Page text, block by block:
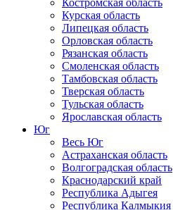
Костромская область
Курская область
Липецкая область
Орловская область
Рязанская область
Смоленская область
Тамбовская область
Тверская область
Тульская область
Ярославская область
Юг
Весь Юг
Астраханская область
Волгоградская область
Краснодарский край
Республика Адыгея
Республика Калмыкия